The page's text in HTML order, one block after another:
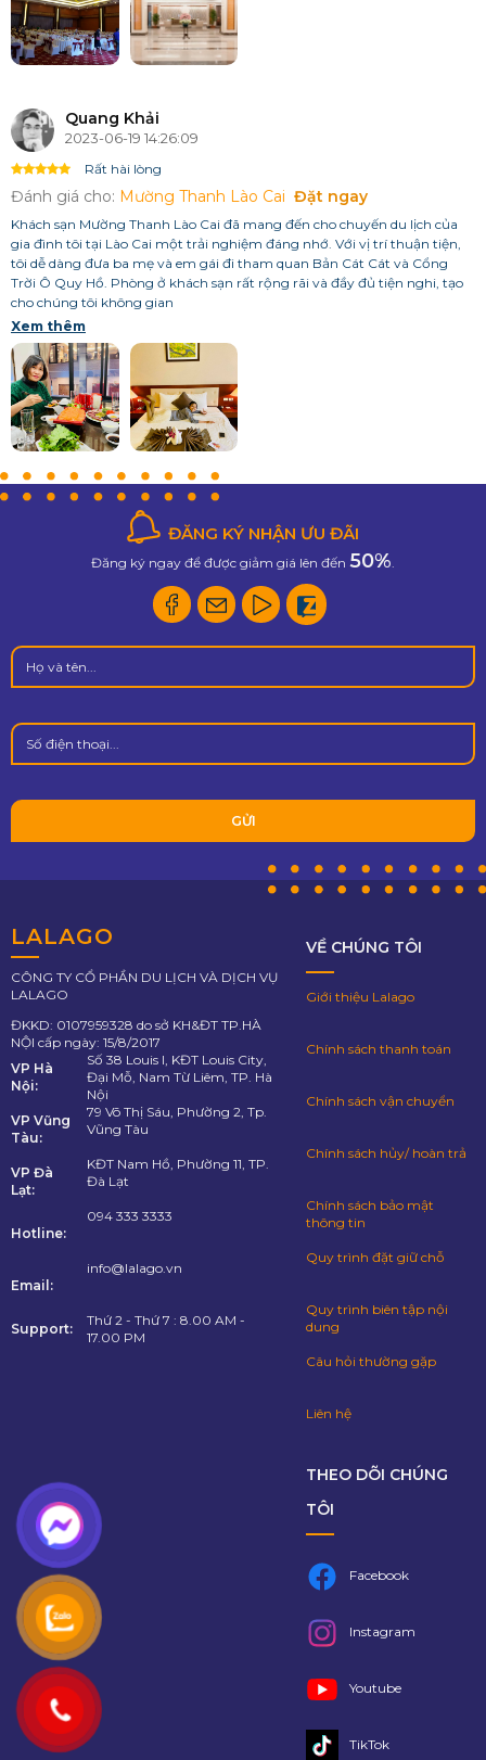
Quang Khải
2023-06-19 14:26:09
Rất hài lòng
Đánh giá cho: Mường Thanh Lào Cai Đặt ngay
Khách sạn Mường Thanh Lào Cai đã mang đến cho chuyến du lịch của
gia đình tôi tại Lào Cai một trải nghiệm đáng nhớ. Với vị trí thuận tiện,
tôi dễ dàng đưa ba mẹ và em gái đi tham quan Bản Cát Cát và Cổng
Trời Ô Quy Hồ. Phòng ở khách sạn rất rộng rãi và đầy đủ tiện nghi, tạo
cho chúng tôi không gian
Xem thêm
ĐĂNG KÝ NHẬN ƯU ĐÃI
Đăng ký ngay để được giảm giá lên đến 50%.
LALAGO
CÔNG TY CỔ PHẦN DU LỊCH VÀ DỊCH VỤ
LALAGO
ĐKKD: 0107959328 do sở KH&ĐT TP.HÀ
NỘI cấp ngày: 15/8/2017
VP Hà
Nội:
Số 38 Louis I, KĐT Louis City,
Đại Mỗ, Nam Từ Liêm, TP. Hà
Nội
VP Vũng
Tàu:
79 Võ Thị Sáu, Phường 2, Tp.
Vũng Tàu
VP Đà
Lạt:
KĐT Nam Hồ, Phường 11, TP.
Đà Lạt
Hotline:
094 333 3333
Email:
info@lalago.vn
Support:
Thứ 2 - Thứ 7 : 8.00 AM -
17.00 PM
VỀ CHÚNG TÔI
Giới thiệu Lalago
Chính sách thanh toán
Chính sách vận chuyển
Chính sách hủy/ hoàn trả
Chính sách bảo mật
thông tin
Quy trình đặt giữ chỗ
Quy trình biên tập nội
dung
Câu hỏi thường gặp
Liên hệ
THEO DÕI CHÚNG
TÔI
Facebook
Instagram
Youtube
TikTok